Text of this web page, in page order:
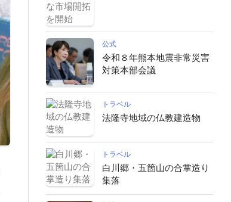
公式
令和８年熊本地震非常災害
対策本部会議
トラベル
法隆寺地域の仏教建造物
トラベル
白川郷・五箇山の合掌造り
集落